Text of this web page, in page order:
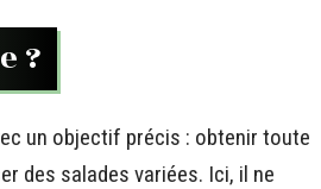
?
un objectif précis : obtenir toute
des salades variées. Ici, il ne